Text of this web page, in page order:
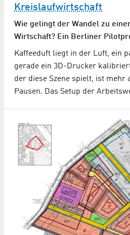
Kreislaufwirtschaft
Wie gelingt der Wandel zu
Wirtschaft? Ein Berliner
Kaffeeduft liegt in der Luft, ein
gerade ein 3D-Drucker
der diese Szene spielt, ist mehr
Pausen. Das Setup der